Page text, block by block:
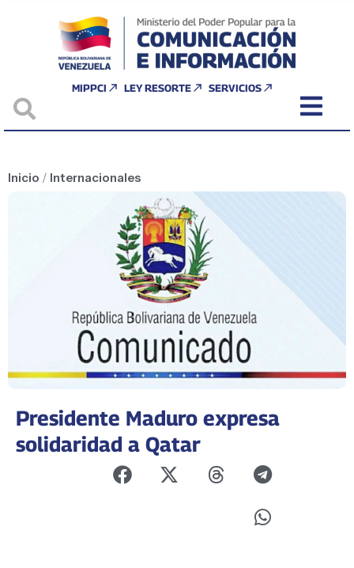
MIPPCI LEY RESORTE SERVICIOS
Inicio / Internacionales
Presidente Maduro expresa
solidaridad a Qatar